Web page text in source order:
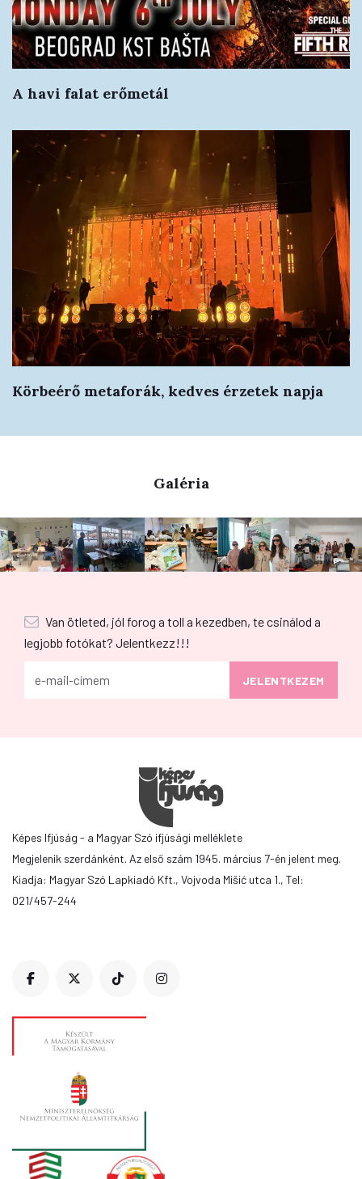
A havi falat erőmetál
Körbeérő metaforák, kedves érzetek napja
Galéria
Van ötleted, jól forog a toll a kezedben, te csinálod a
legjobb fotókat? Jelentkezz!!!
Képes Ifjúság - a Magyar Szó ifjúsági melléklete
Megjelenik szerdánként. Az első szám 1945. március 7-én jelent meg.
Kiadja: Magyar Szó Lapkiadó Kft., Vojvoda Mišić utca 1., Tel:
021/457-244